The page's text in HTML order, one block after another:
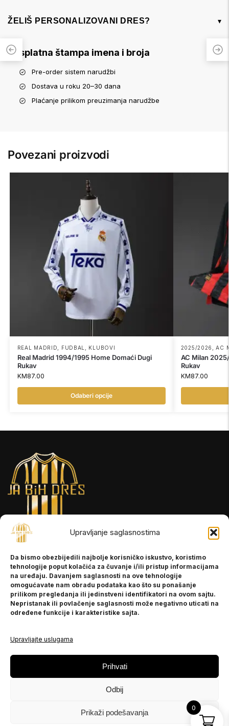
Upravljanje saglasnostima
Da bismo obezbijedili najbolje korisničko iskustvo, koristimo
tehnologije poput kolačića za čuvanje i/ili pristup informacijama
na uređaju. Davanjem saglasnosti na ove tehnologije
omogućavate nam obradu podataka kao što su ponašanje
prilikom pregledanja ili jedinstveni identifikatori na ovom sajtu.
Nepristanak ili povlačenje saglasnosti može negativno uticati na
određene funkcije i karakteristike sajta.
Upravljajte uslugama
Prihvati
Odbij
Prikaži podešavanja
ŽELIŠ PERSONALIZOVANI DRES? ▾
Besplatna štampa imena i broja
Pre-order sistem narudžbi
Dostava u roku 20–30 dana
Plaćanje prilikom preuzimanja narudžbe
Povezani proizvodi
REAL MADRID FUDBAL KLUBOVI
Real Madrid 1994/1995 Home Domaći Dugi
Rukav
KM87.00
Odaberi opcije
2025/2026 ,AC
AC Milan
Rukav
KM87.00
INFORMACIJE
O nama
Kontakt
POMOĆ
Politika privatnosti
PRATITE NAS
Instagram
0